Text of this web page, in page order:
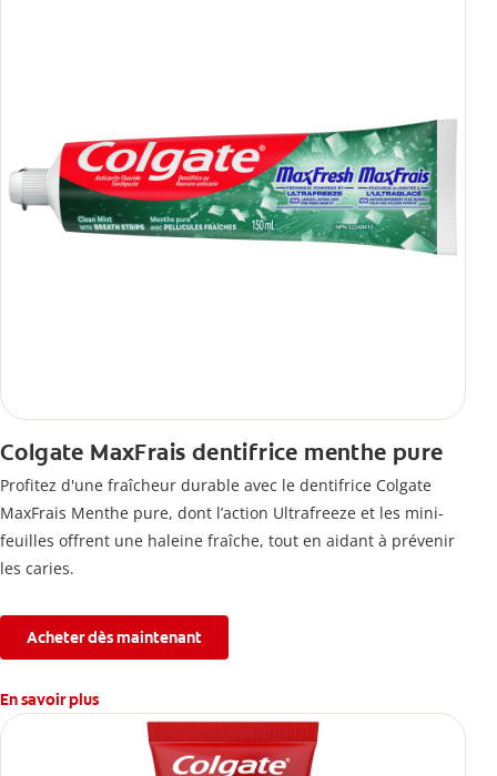
Colgate MaxFrais dentifrice menthe pure
Profitez d'une fraîcheur durable avec le dentifrice Colgate
MaxFrais Menthe pure, dont l’action Ultrafreeze et les mini-
feuilles offrent une haleine fraîche, tout en aidant à prévenir
les caries.
Acheter dès maintenant
En savoir plus